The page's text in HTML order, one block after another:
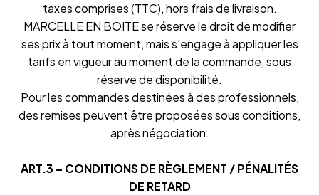
taxes comprises (TTC), hors frais de livraison.
MARCELLE EN BOITE se réserve le droit de modifier
ses prix à tout moment, mais s’engage à appliquer les
tarifs en vigueur au moment de la commande, sous
réserve de disponibilité.
Pour les commandes destinées à des professionnels,
des remises peuvent être proposées sous conditions,
après négociation.
ART.3 – CONDITIONS DE RÈGLEMENT / PÉNALITÉS
DE RETARD